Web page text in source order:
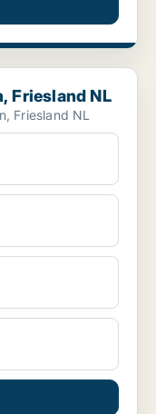
Friesland NL
Friesland NL